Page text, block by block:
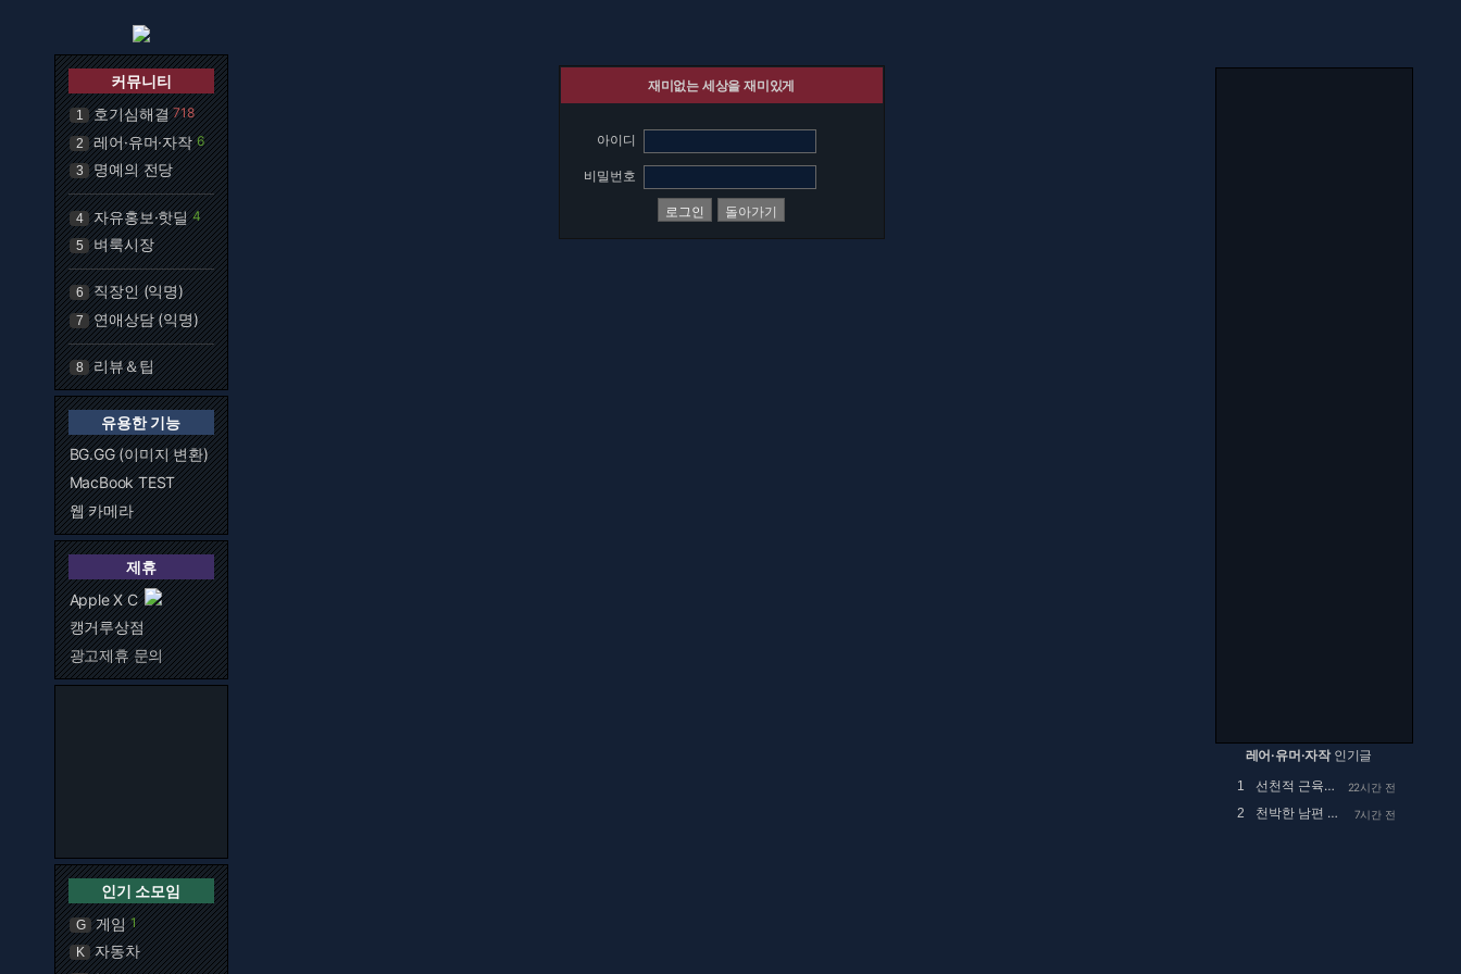
커뮤니티
1 호기심해결 718
2 레어·유머·자작 6
3 명예의 전당
4 자유홍보·핫딜 4
5 벼룩시장
6 직장인 (익명)
7 연애상담 (익명)
8 리뷰＆팁
유용한 기능
BG.GG (이미지 변환)
MacBook TEST
웹 카메라
제휴
Apple X C
캥거루상점
광고제휴 문의
인기 소모임
G 게임 1
K 자동차
재미없는 세상을 재미있게
아이디
비밀번호
레어·유머·자작인기글
1 선천적 근육병인 아이를 정말 예뻐해 주시던 공익... 22시간 전
2 천박한 남편 때문에 고민 7시간 전